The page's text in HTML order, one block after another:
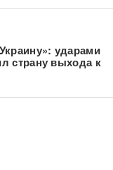
ударами
страну выхода к